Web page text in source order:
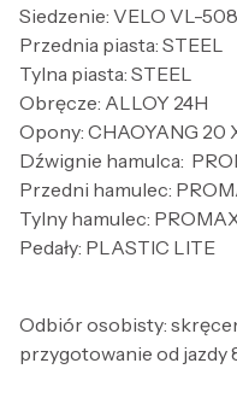
Siedzenie: VELO VL-
Przednia piasta: STEEL
Tylna piasta: STEEL
Obręcze: ALLOY 24H
Opony: CHAOYANG 20
Dźwignie hamulca:
Przedni hamulec:
Tylny hamulec:
Pedały: PLASTIC LITE
Odbiór osobisty:
przygotowanie od jazdy